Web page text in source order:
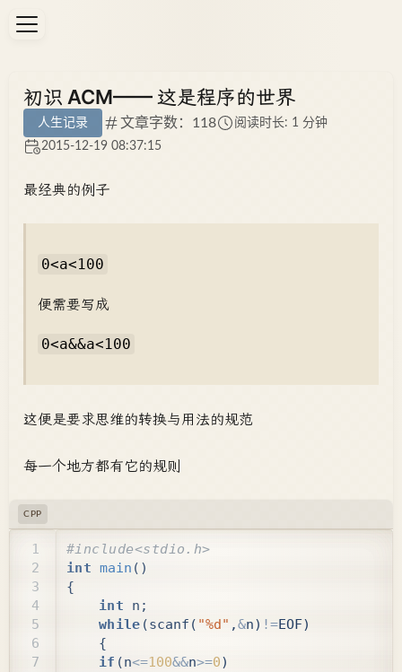
初识 ACM—— 这是程序的世界
人生记录 文章字数：118
阅读时长: 1 分钟
2015-12-19 08:37:15
最经典的例子
0<a<100
便需要写成
0<a&&a<100
这便是要求思维的转换与用法的规范
每一个地方都有它的规则
CPP
int main ()
{
int
n ;
while (scanf ( "%d" ,&n) !=EOF)
{
if (n<=100&&n>=0)